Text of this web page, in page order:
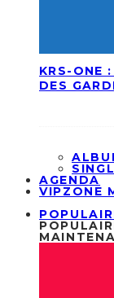
KRS-ONE
DES
AGENDA
VIPZONE